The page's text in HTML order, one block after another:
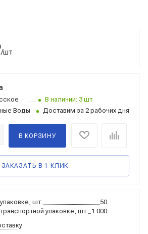
/шт
В наличии: 3 шт
Воды Доставим за 2 рабочих дня
В КОРЗИНУ
ЗАКАЗАТЬ В 1 КЛИК
шт:
50
упаковке, шт: 1 000